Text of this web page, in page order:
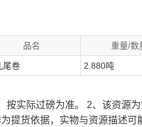
品名 重量/数
尾卷 2.880吨
按实际过磅为准。 2、该资源
提货依据，实物与资源描述